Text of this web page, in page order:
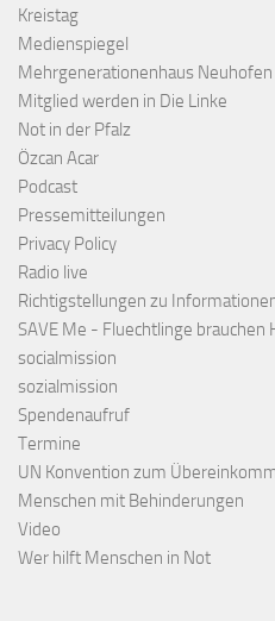
Kreistag
Medienspiegel
Mehrgenerationenhaus
Mitglied werden in Die Linke
Not in der Pfalz
Özcan Acar
Podcast
Pressemitteilungen
Privacy Policy
Radio live
Richtigstellungen zu
SAVE Me - Fluechtlinge brauchen
socialmission
sozialmission
Spendenaufruf
Termine
UN Konvention zum
Menschen mit Behinderungen
Video
Wer hilft Menschen in Not